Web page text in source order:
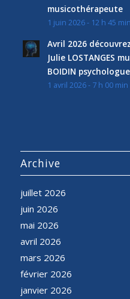
musicothérapeute
1 juin 2026 - 12 h 45 min
Avril 2026
Julie LOSTANGES
BOIDIN
1 avril 2026 - 7 h 00 min
Archive
juillet 2026
juin 2026
mai 2026
avril 2026
mars 2026
février 2026
janvier 2026